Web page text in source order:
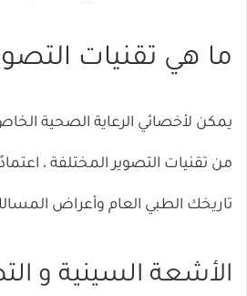
ما هي تقنيات
يمكن لأخصائي الرعاية الصحية
من تقنيات التصوير المختلفة ،
تاريخك الطبي العام وأعراض
الأشعة السينية و